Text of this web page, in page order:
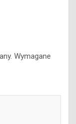
Wymagane